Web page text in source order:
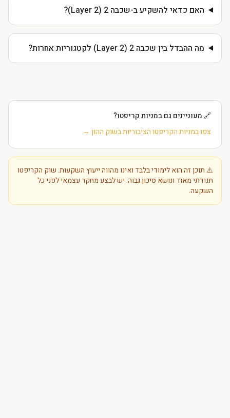
האם כדאי להשקיע ב-שכבה 2 (Layer 2)?
מה ההבדל בין שכבה 2 (Layer 2) לקטגוריות אחרות?
🔗 מעוניינים גם במניות קריפטו?
צפו במניות הקריפטו הציבוריות בשוק ההון →
⚠️ תוכן זה הוא לימודי בלבד ואינו מהווה ייעוץ השקעות. שוק הקריפטו
תנודתי מאוד ונושא סיכון גבוה. יש לבצע מחקר עצמאי לפני כל
השקעה.